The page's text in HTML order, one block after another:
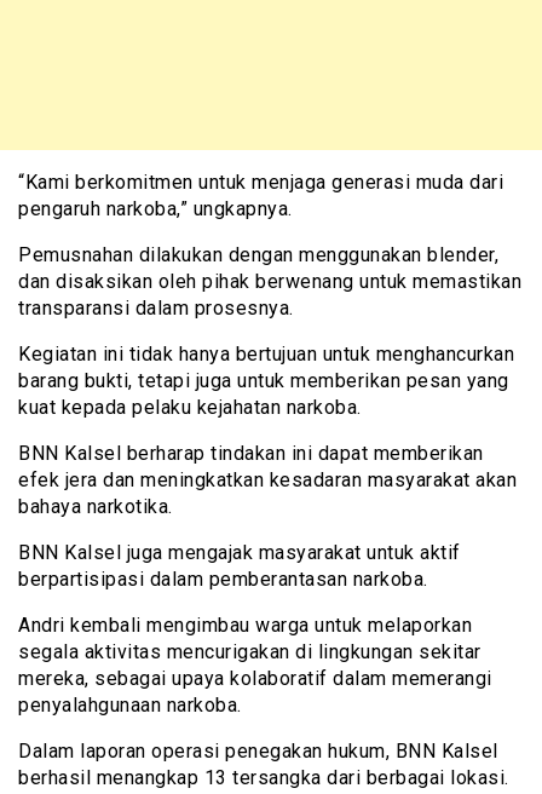
“Kami berkomitmen untuk menjaga generasi muda dari
pengaruh narkoba,” ungkapnya.
Pemusnahan dilakukan dengan menggunakan blender,
dan disaksikan oleh pihak berwenang untuk memastikan
transparansi dalam prosesnya.
Kegiatan ini tidak hanya bertujuan untuk menghancurkan
barang bukti, tetapi juga untuk memberikan pesan yang
kuat kepada pelaku kejahatan narkoba.
BNN Kalsel berharap tindakan ini dapat memberikan
efek jera dan meningkatkan kesadaran masyarakat akan
bahaya narkotika.
BNN Kalsel juga mengajak masyarakat untuk aktif
berpartisipasi dalam pemberantasan narkoba.
Andri kembali mengimbau warga untuk melaporkan
segala aktivitas mencurigakan di lingkungan sekitar
mereka, sebagai upaya kolaboratif dalam memerangi
penyalahgunaan narkoba.
Dalam laporan operasi penegakan hukum, BNN Kalsel
berhasil menangkap 13 tersangka dari berbagai lokasi.